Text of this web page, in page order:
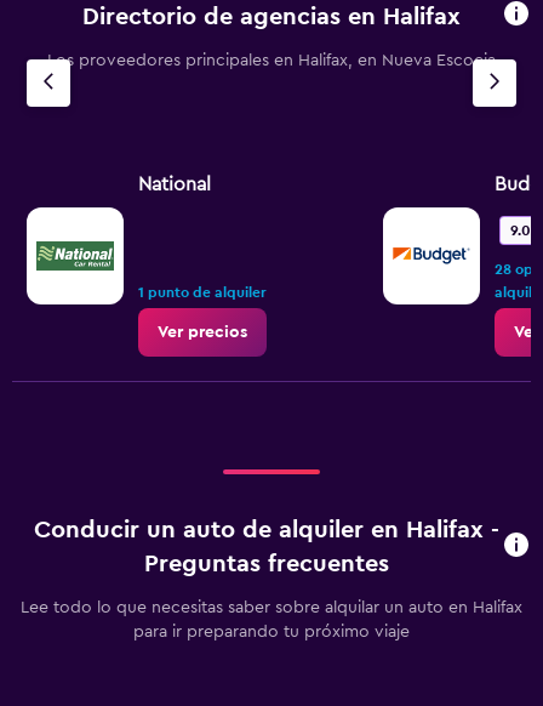
Directorio de agencias en Halifax
Los proveedores principales en Halifax, en Nueva Escocia
National
1 punto de alquiler
Ver precios
9.0
28
Conducir un auto de alquiler en Halifax -
Preguntas frecuentes
Lee todo lo que necesitas saber sobre alquilar un auto en Halifax
para ir preparando tu próximo viaje